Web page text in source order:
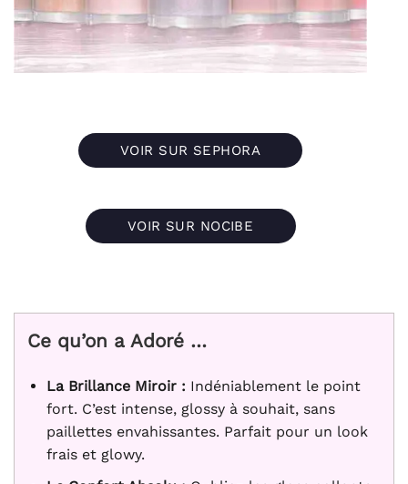
VOIR SUR SEPHORA
VOIR SUR NOCIBE
Ce qu’on a Adoré …
La Brillance Miroir : Indéniablement le point
fort. C’est intense, glossy à souhait, sans
paillettes envahissantes. Parfait pour un look
frais et glowy.